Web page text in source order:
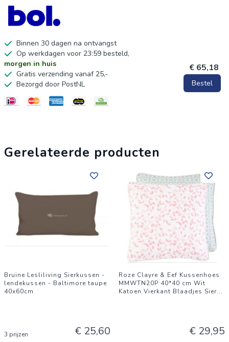
interieur, van modern tot Scandinavisch. Met een afmeting van
45 cm is dit kussen ideaal voor diverse toepassingen: als
decoratief accent op je bank, als comfortabele steun in bed, of
als een vrolijke toevoeging aan een kinderkamer. Het is ook
een prachtig cadeau voor iedereen die van unieke
woonaccessoires houdt. Geef je huis direct een warmere en
stijlvolere uitstraling met dit unieke accessoire.
Binnen 30 dagen na ontvangst
Op werkdagen voor 23:59 besteld,
morgen in huis
Gratis verzending vanaf 25,-
Bezorgd door PostNL
€ 65,18
Bestel
Gerelateerde producten
Bruine Lesliliving Sierkussen -
lendekussen - Baltimore taupe
40x60cm
3 prijzen € 25,60
Roze Clayre & Eef Kussenhoes
MMWTN20P 40*40 cm Wit
Katoen Vierkant Blaadjes Sier...
€ 29,95